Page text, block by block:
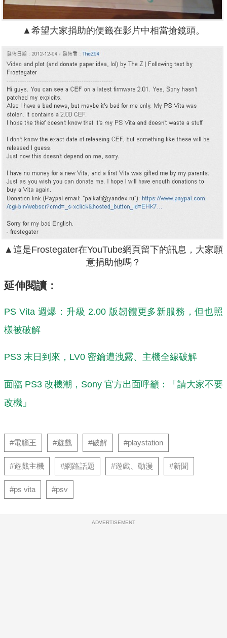
▲希望大家捐助的便籤在影片中相當搶鏡頭。
▲這是Frostegater在YouTube網頁留下的訊息，大家願
意捐助他嗎？
延伸閱讀：
PS Vita 週爆：升級 2.00 版韌體更多新服務，但也照
樣被破解
PS3 末日到來，LV0 密鑰遭洩露、主機全線破解
面臨 PS3 改機潮，Sony 官方出面呼籲：「請大家不要
改機」
#電腦王 #遊戲 #破解 #playstation
#遊戲主機 #網路話題 #遊戲、動漫 #新聞
#ps vita #psv
ADVERTISEMENT